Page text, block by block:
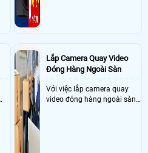
Lắp Camera Quay Video
Đóng Hàng Ngoài Sàn
Với việc lắp camera quay
video đóng hàng ngoài sàn